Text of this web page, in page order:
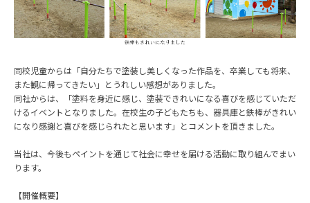
同校児童からは「自分たちで塗装し美しくなった作品を、卒業しても将来、
また観に帰ってきたい」とうれしい感想がありました。
同社からは、「塗料を身近に感じ、塗装できれいになる喜びを感じていただ
けるイベントとなりました。在校生の子どもたちも、器具庫と鉄棒がきれい
になり感謝と喜びを感じられたと思います」とコメントを頂きました。
当社は、今後もペイントを通じて社会に幸せを届ける活動に取り組んでまい
ります。
【開催概要】